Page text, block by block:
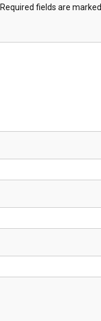
Required fields are marked